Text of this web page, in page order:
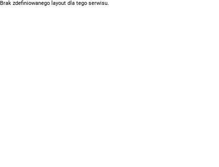
Brak zdefiniowanego layout dla tego serwisu.